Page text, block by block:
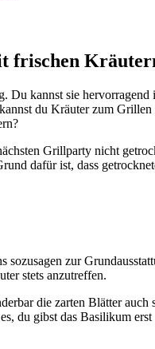
frischen
Du kannst sie
du Kräuter zum
Grillparty nicht
dafür ist, dass
zur
stets anzutreffen.
die zarten Blätter
du gibst das Basilikum